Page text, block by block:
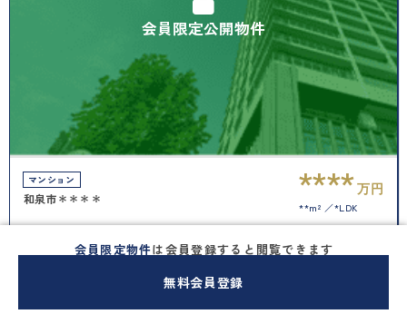
会員限定公開物件
マンション
和泉市＊＊＊＊ **** 万円
**m² *LDK
更新日：2026.07.16
会員限定物件は会員登録すると閲覧できます
無料会員登録